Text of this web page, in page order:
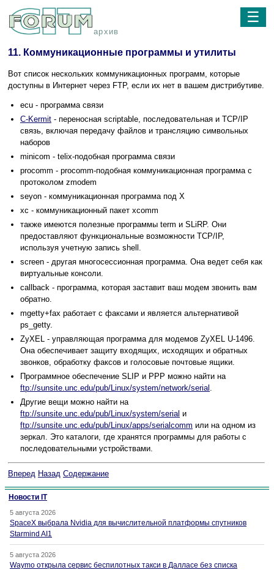
архив
☰
11. Коммуникационные программы и утилиты
Вот список нескольких коммуникационных программ, которые
доступны в Интернет через FTP, если их нет в вашем дистрибутиве.
ecu - программа связи
C-Kermit - переносная scriptable, последовательная и TCP/IP
связь, включая передачу файлов и трансляцию символьных
наборов
minicom - telix-подобная программа связи
procomm - procomm-подобная коммуникационная программа с
протоколом zmodem
seyon - коммуникационная программа под X
xc - коммуникационный пакет xcomm
также имеются полезные программы term и SLiRP. Они
предоставляют функциональные возможности TCP/IP,
используя учетную запись shell.
screen - другая многосессионная программа. Она ведет себя как
виртуальные консоли.
callback - программа, которая заставит ваш модем звонить вам
обратно.
mgetty+fax работает с факсами и является альтернативой
ps_getty.
ZyXEL - управляющая программа для модемов ZyXEL U-1496.
Она обеспечивает защиту входящих, исходящих и обратных
звонков, обработку факсов и голосовые почтовые ящики.
Программное обеспечение SLIP и PPP можно найти на
ftp://sunsite.unc.edu/pub/Linux/system/network/serial .
Другие вещи можно найти на
ftp://sunsite.unc.edu/pub/Linux/system/serial и
ftp://sunsite.unc.edu/pub/Linux/apps/serialcomm или на одном из
зеркал. Это каталоги, где хранятся программы для работы с
последовательными устройствами.
Вперед Назад Содержание
Новости IT
5 августа 2026
SpaceX выбрала Nvidia для вычислительной платформы спутников
Starmind AI1
5 августа 2026
Waymo открыла сервис беспилотных такси в Далласе без списка